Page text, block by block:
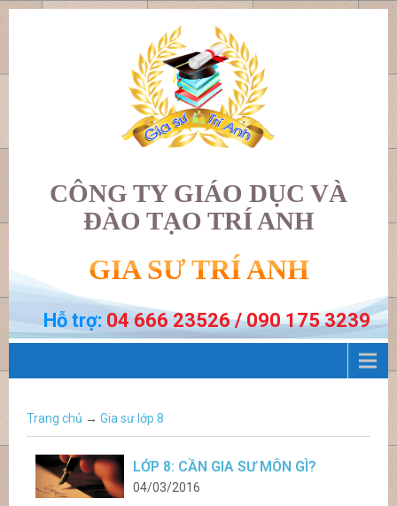
CÔNG TY GIÁO DỤC VÀ
ĐÀO TẠO TRÍ ANH
GIA SƯ TRÍ ANH
Hỗ trợ: 04 666 23526 / 090 175 3239
Trang chủ → Gia sư lớp 8
LỚP 8: CẦN GIA SƯ MÔN GÌ?
04/03/2016